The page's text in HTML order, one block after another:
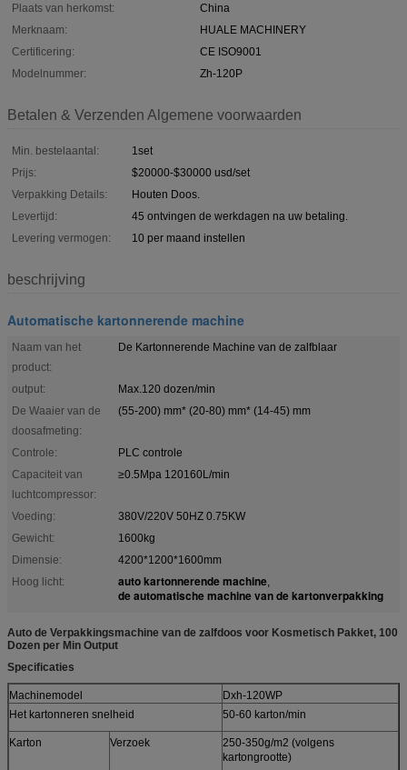
Plaats van herkomst:
China
Merknaam:
HUALE MACHINERY
Certificering:
CE ISO9001
Modelnummer:
Zh-120P
Betalen & Verzenden Algemene voorwaarden
Min. bestelaantal:
1set
Prijs:
$20000-$30000 usd/set
Verpakking Details:
Houten Doos.
Levertijd:
45 ontvingen de werkdagen na uw betaling.
Levering vermogen:
10 per maand instellen
beschrijving
Automatische kartonnerende machine
Naam van het
product:
De Kartonnerende Machine van de zalfblaar
output:
Max.120 dozen/min
De Waaier van de
doosafmeting:
(55-200) mm* (20-80) mm* (14-45) mm
Controle:
PLC controle
Capaciteit van
luchtcompressor:
≥0.5Mpa 120160L/min
Voeding:
380V/220V 50HZ 0.75KW
Gewicht:
1600kg
Dimensie:
4200*1200*1600mm
Hoog licht:
auto kartonnerende machine,
de automatische machine van de kartonverpakking
Auto de Verpakkingsmachine van de zalfdoos voor Kosmetisch Pakket, 100
Dozen per Min Output
Specificaties
Machinemodel
Dxh-120WP
Het kartonneren snelheid
50-60 karton/min
Karton Verzoek
250-350g/m2 (volgens
kartongrootte)